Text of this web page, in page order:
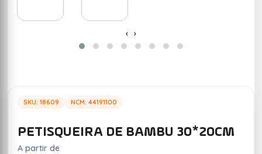
‹ ›
SKU: 18609 NCM: 44191100
PETISQUEIRA DE BAMBU 30*20CM
A partir de